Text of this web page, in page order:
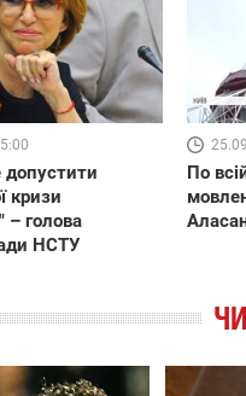
кризи
– голова
НСТУ
По